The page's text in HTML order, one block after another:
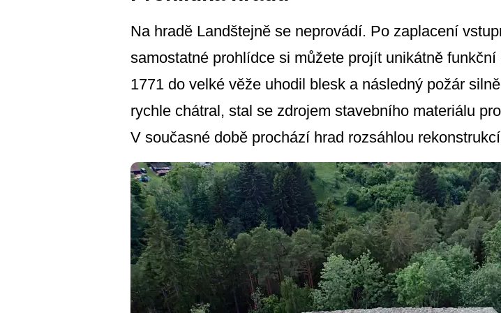
Na hradě Landštejně se neprovádí. Po zaplacení
samostatné prohlídce si můžete projít unikátně
1771 do velké věže uhodil blesk a následný požár
rychle chátral, stal se zdrojem stavebního materiálu
V současné době prochází hrad rozsáhlou